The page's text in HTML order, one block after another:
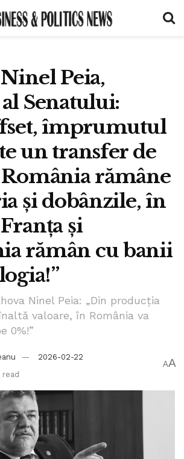
Peia,
Senatului:
împrumutul
un transfer de
rămâne
și dobânzile, în
și
rămân cu banii
Ninel Peia: „Din producția
valoare, în România va
0%!”
2026-02-22
read
AA